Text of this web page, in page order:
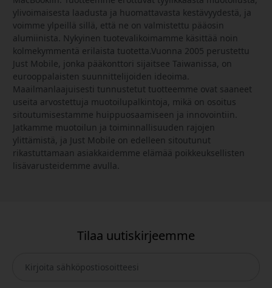
ylivoimaisesta laadusta ja huomattavasta kestävyydestä, ja
voimme ylpeillä sillä, että ne on valmistettu pääosin
alumiinista. Nykyinen tuotevalikoimamme käsittää noin
kolmekymmentä erilaista tuotetta.Vuonna 2005 perustettu
Just Mobile, jonka pääkonttori sijaitsee Taiwanissa, on
eurooppalaisten suunnittelijoiden ideoima.
Maailmanlaajuisesti tunnustetut tuotteemme ovat saaneet
useita arvostettuja muotoilupalkintoja, mikä on osoitus
sitoutumisestamme huippuosaamiseen ja innovointiin.
Jatkamme muotoilun ja toiminnallisuuden rajojen
ylittämistä, ja Just Mobile on edelleen sitoutunut
rikastuttamaan asiakkaidemme elämää poikkeuksellisten
lisävarusteidemme avulla.
Tilaa uutiskirjeemme